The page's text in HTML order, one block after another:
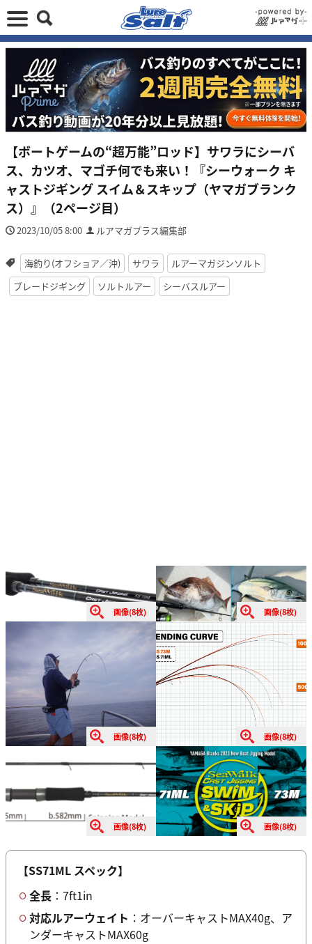
【ボートゲームの“超万能”ロッド】サワラにシーバ
ス、カツオ、マゴチ何でも来い！『シーウォーク キ
ャストジギング スイム＆スキップ（ヤマガブランク
ス）』（2ページ目）
2023/10/05 8:00 ルアマガプラス編集部
海釣り(オフショア／沖) サワラ
ルアーマガジンソルト
ブレードジギング
ソルトルアー シーバスルアー
画像(8枚) 画像(8枚)
画像(8枚) 画像(8枚)
画像(8枚) 画像(8枚)
【SS71ML スペック】
全長 ：7ft1in
対応ルアーウェイト ：オーバーキャストMAX40g、ア
ンダーキャストMAX60g